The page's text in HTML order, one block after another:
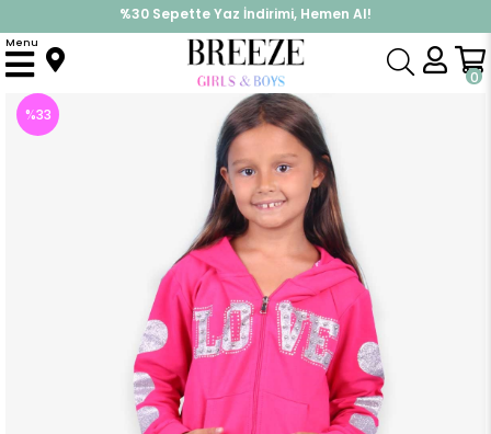
%30 Sepette Yaz İndirimi, Hemen Al!
İndirimlere ek %10 İndirimi Kap, Hemen Üye Ol!
0
Menu
Anasayfa Takımlar Eşofman Takımı Kız Çocuk Eşofman Takımı Simli Taşlı Fuşya (4 Yaş)
%33